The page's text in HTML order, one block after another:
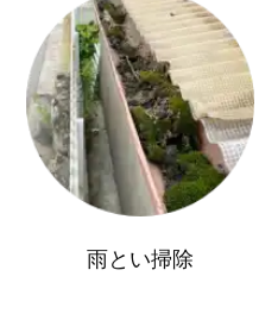
雨とい掃除